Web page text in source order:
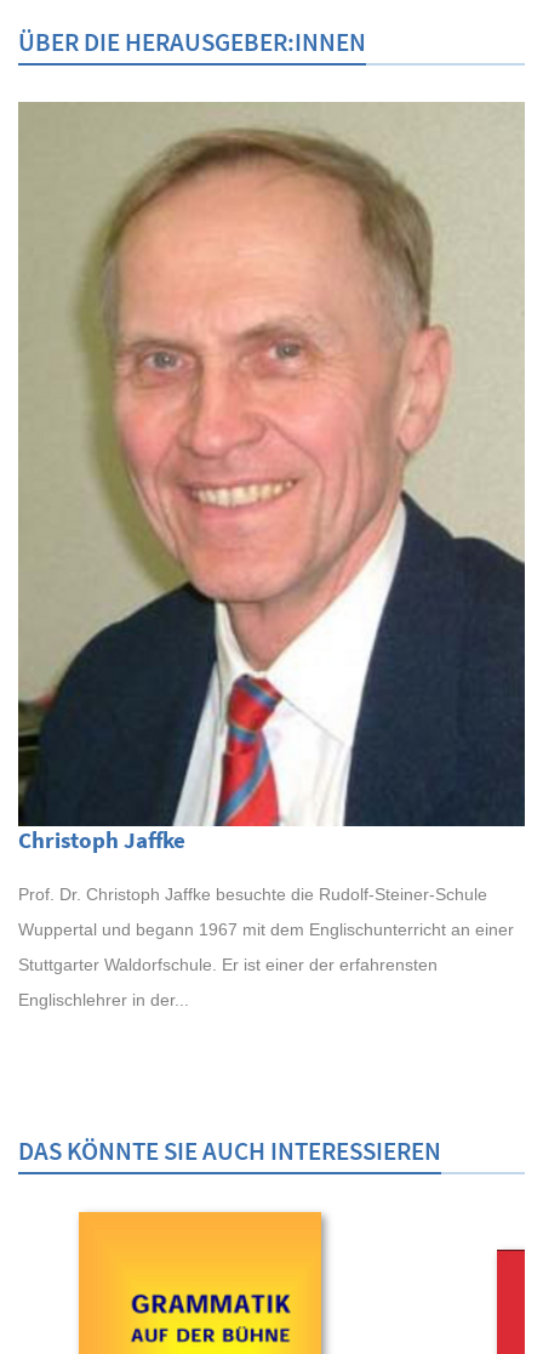
ÜBER DIE HERAUSGEBER:INNEN
Christoph Jaffke
Prof. Dr. Christoph Jaffke besuchte die Rudolf-Steiner-Schule
Wuppertal und begann 1967 mit dem Englischunterricht an einer
Stuttgarter Waldorfschule. Er ist einer der erfahrensten
Englischlehrer in der...
DAS KÖNNTE SIE AUCH INTERESSIEREN